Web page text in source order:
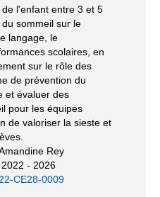
l'enfant entre 3 et 5
sommeil sur le
langage, le
scolaires, en
sur le rôle des
de prévention du
et évaluer des
pour les équipes
de valoriser la sieste et
Rey
- 2026
CE28-0009